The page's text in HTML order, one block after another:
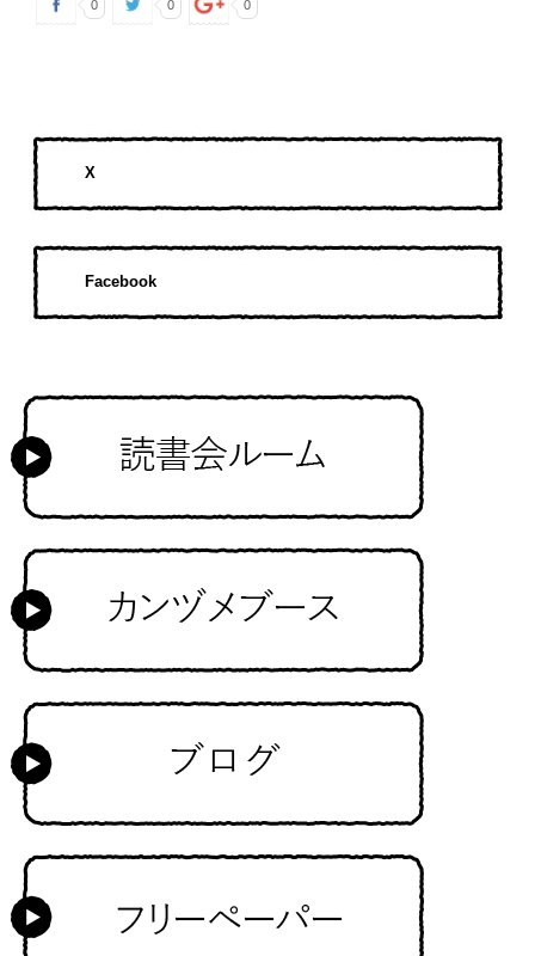
0 0 0
X
Facebook